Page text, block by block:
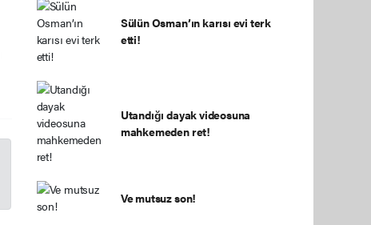
Sülün Osman’ın karısı evi terk
etti!
Utandığı dayak videosuna
mahkemeden ret!
Ve mutsuz son!